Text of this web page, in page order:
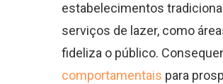
estabelecimentos
serviços de lazer, como
fideliza o público.
comportamentais para